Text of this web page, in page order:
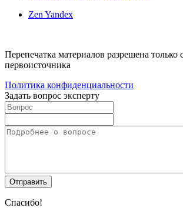
Zen Yandex
Перепечатка материалов разрешена только
первоисточника
Политика конфиденциальности
Задать вопрос эксперту
Спасибо!